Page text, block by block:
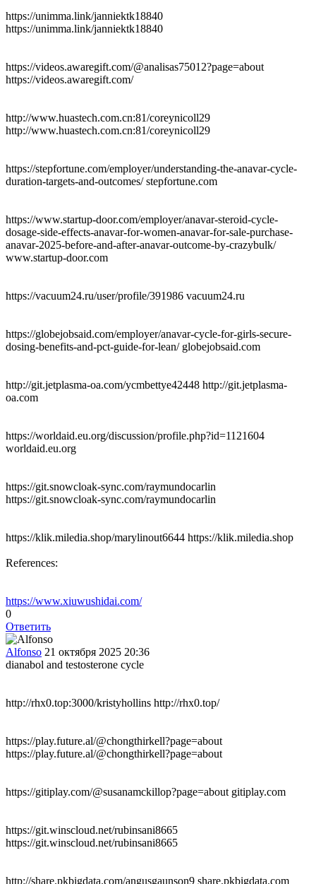
https://unimma.link/janniektk18840
https://unimma.link/janniektk18840
https://videos.awaregift.com/@analisas75012?page=about
https://videos.awaregift.com/
http://www.huastech.com.cn:81/coreynicoll29
http://www.huastech.com.cn:81/coreynicoll29
https://stepfortune.com/employer/understanding-the-anavar-cycle-
duration-targets-and-outcomes/ stepfortune.com
https://www.startup-door.com/employer/anavar-steroid-cycle-
dosage-side-effects-anavar-for-women-anavar-for-sale-purchase-
anavar-2025-before-and-after-anavar-outcome-by-crazybulk/
www.startup-door.com
https://vacuum24.ru/user/profile/391986 vacuum24.ru
https://globejobsaid.com/employer/anavar-cycle-for-girls-secure-
dosing-benefits-and-pct-guide-for-lean/ globejobsaid.com
http://git.jetplasma-oa.com/ycmbettye42448 http://git.jetplasma-
oa.com
https://worldaid.eu.org/discussion/profile.php?id=1121604
worldaid.eu.org
https://git.snowcloak-sync.com/raymundocarlin
https://git.snowcloak-sync.com/raymundocarlin
https://klik.miledia.shop/marylinout6644 https://klik.miledia.shop
References:
https://www.xiuwushidai.com/
0
Ответить
Alfonso 21 октября 2025 20:36
dianabol and testosterone cycle
http://rhx0.top:3000/kristyhollins http://rhx0.top/
https://play.future.al/@chongthirkell?page=about
https://play.future.al/@chongthirkell?page=about
https://gitiplay.com/@susanamckillop?page=about gitiplay.com
https://git.winscloud.net/rubinsani8665
https://git.winscloud.net/rubinsani8665
http://share.pkbigdata.com/angusgaunson9 share.pkbigdata.com